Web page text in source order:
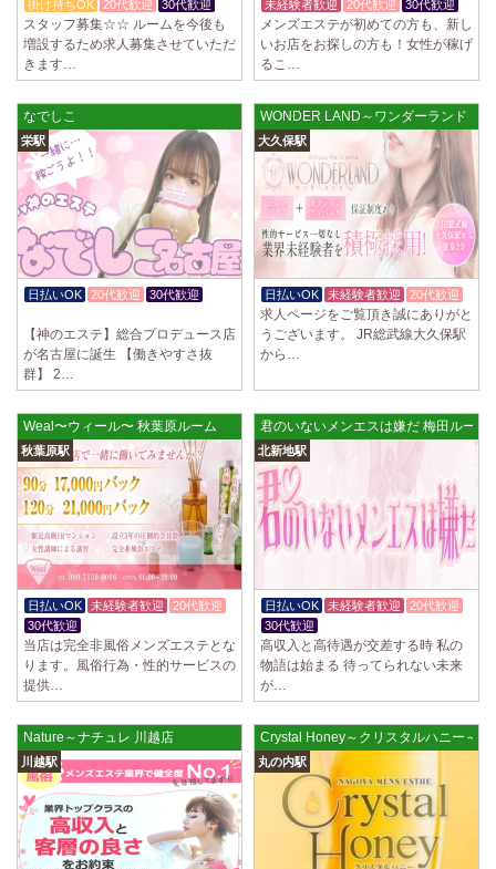
掛け持ちOK 20代歓迎 30代歓迎
スタッフ募集☆☆ ルームを今後も
増設するため求人募集させていただ
きます…
未経験者歓迎 20代歓迎 30代歓迎
メンズエステが初めての方も、新し
いお店をお探しの方も！女性が稼げ
るこ…
なでしこ
栄駅
日払いOK 20代歓迎
30代歓迎
【神のエステ】総合プロデュース店
が名古屋に誕生 【働きやすさ抜
群】 2…
WONDER LAND～ワンダーランド
大久保駅
日払いOK 未経験者歓迎 20代歓迎
求人ページをご覧頂き誠にありがと
うございます。 JR総武線大久保駅
から…
Weal〜ウィール〜 秋葉原ルーム
秋葉原駅
日払いOK 未経験者歓迎
20代歓迎
30代歓迎
当店は完全非風俗メンズエステとな
ります。風俗行為・性的サービスの
提供…
君のいないメンエスは嫌だ 梅田ルーム
北新地駅
日払いOK 未経験者歓迎
20代歓迎
30代歓迎
高収入と高待遇が交差する時 私の
物語は始まる 待ってられない未来
が…
Nature～ナチュレ 川越店
川越駅
Crystal Honey～クリスタルハニー～
丸の内駅